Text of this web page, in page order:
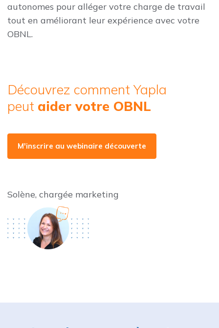
autonomes pour alléger votre charge de travail
tout en améliorant leur expérience avec votre
OBNL.
Découvrez comment Yapla
peut aider votre OBNL
M'inscrire au webinaire découverte
Solène, chargée marketing